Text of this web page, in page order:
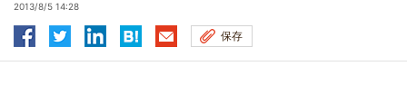
2013/8/5 14:28
保存